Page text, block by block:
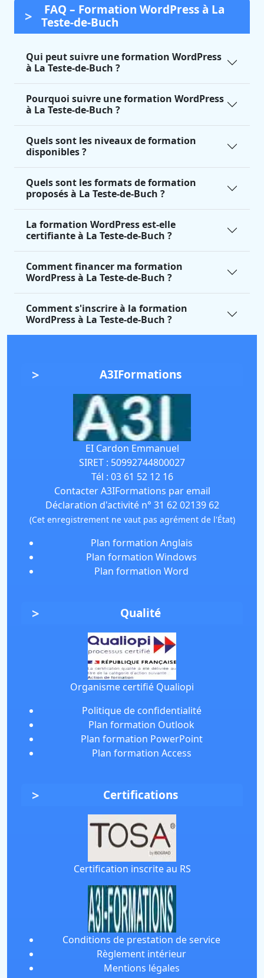
FAQ – Formation WordPress à La
Teste-de-Buch
Qui peut suivre une formation WordPress
à La Teste-de-Buch ?
Pourquoi suivre une formation WordPress
à La Teste-de-Buch ?
Quels sont les niveaux de formation
disponibles ?
Quels sont les formats de formation
proposés à La Teste-de-Buch ?
La formation WordPress est-elle
certifiante à La Teste-de-Buch ?
Comment financer ma formation
WordPress à La Teste-de-Buch ?
Comment s'inscrire à la formation
WordPress à La Teste-de-Buch ?
A3IFormations
EI Cardon Emmanuel
SIRET : 50992744800027
Tél : 03 61 52 12 16
Contacter A3IFormations par email
Déclaration d'activité n° 31 62 02139 62
(Cet enregistrement ne vaut pas agrément de l'État)
Plan formation Anglais
Plan formation Windows
Plan formation Word
Qualité
Organisme certifié Qualiopi
Politique de confidentialité
Plan formation Outlook
Plan formation PowerPoint
Plan formation Access
Certifications
Certification inscrite au RS
Conditions de prestation de service
Règlement intérieur
Mentions légales